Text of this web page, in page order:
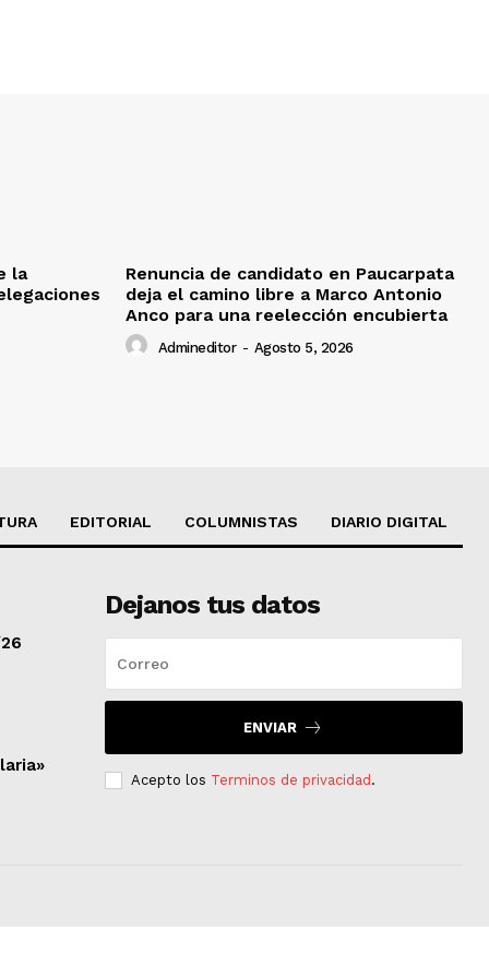
la
Renuncia de candidato en Paucarpata
deja el camino libre a Marco Antonio
Anco para una reelección encubierta
Admineditor - Agosto 5, 2026
EDITORIAL COLUMNISTAS DIARIO DIGITAL
Dejanos tus datos
ENVIAR
Acepto los Terminos de privacidad .